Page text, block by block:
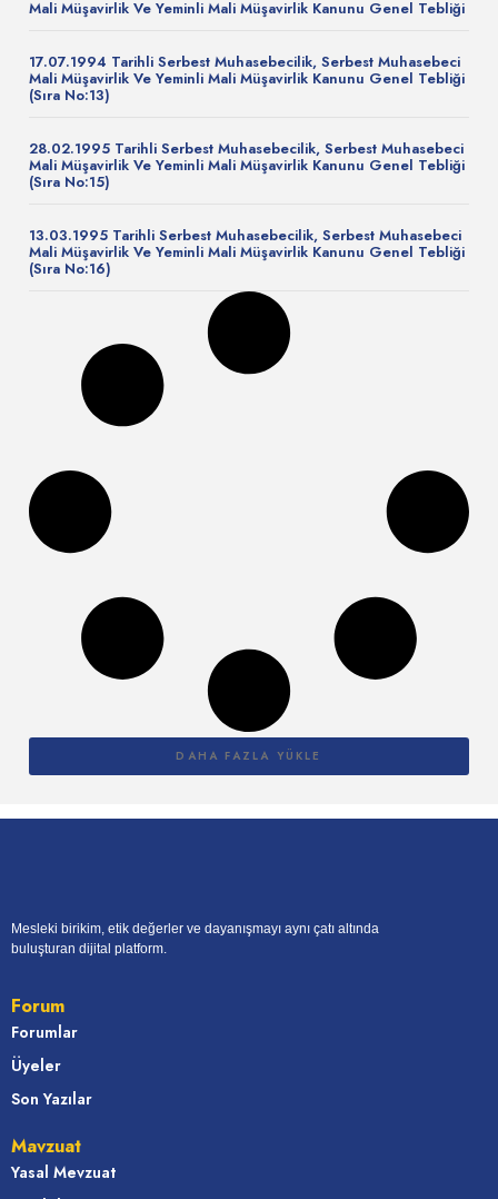
Mali Müşavirlik Ve Yeminli Mali Müşavirlik Kanunu Genel Tebliği
17.07.1994 Tarihli Serbest Muhasebecilik, Serbest Muhasebeci
Mali Müşavirlik Ve Yeminli Mali Müşavirlik Kanunu Genel Tebliği
(Sıra No:13)
28.02.1995 Tarihli Serbest Muhasebecilik, Serbest Muhasebeci
Mali Müşavirlik Ve Yeminli Mali Müşavirlik Kanunu Genel Tebliği
(Sıra No:15)
13.03.1995 Tarihli Serbest Muhasebecilik, Serbest Muhasebeci
Mali Müşavirlik Ve Yeminli Mali Müşavirlik Kanunu Genel Tebliği
(Sıra No:16)
DAHA FAZLA YÜKLE
Mesleki birikim, etik değerler ve dayanışmayı aynı çatı altında
buluşturan dijital platform.
Forum
Forumlar
Üyeler
Son Yazılar
Mavzuat
Yasal Mevzuat